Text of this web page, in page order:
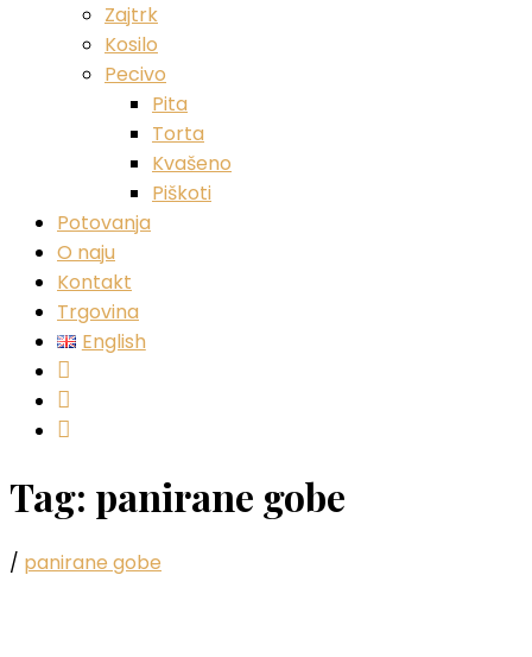
Zajtrk
Kosilo
Pecivo
Pita
Torta
Kvašeno
Piškoti
Potovanja
O naju
Kontakt
Trgovina
English
Tag: panirane gobe
/ panirane gobe